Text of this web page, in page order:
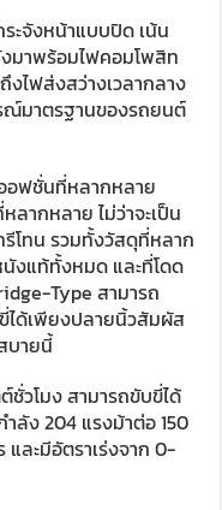
ะจังหน้าแบบปิด เน้น
มาพร้อมไฟคอมโพสิท
ไฟส่งสว่างเวลากลาง
ณ์มาตรฐานของรถยนต์
อฟชั่นที่หลากหลาย
ากหลาย ไม่ว่าจะเป็น
โทน รวมทั้งวัสดุที่หลาก
งแท้ทั้งหมด และที่โดด
Type สามารถ
ได้เพียงปลายนิ้วสัมผัส
บายนี้
ชั่วโมง สามารถขับขี่ได้
ำลัง 204 แรงม้าต่อ 150
ละมีอัตราเร่งจาก 0-